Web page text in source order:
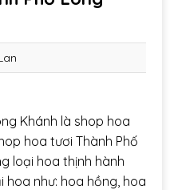
Khánh là shop hoa
hoa tươi Thành Phố
loại hoa thịnh hành
hoa như: hoa hồng, hoa